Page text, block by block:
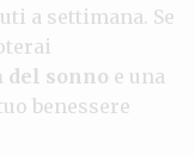
a settimana. Se
del sonno e una
benessere